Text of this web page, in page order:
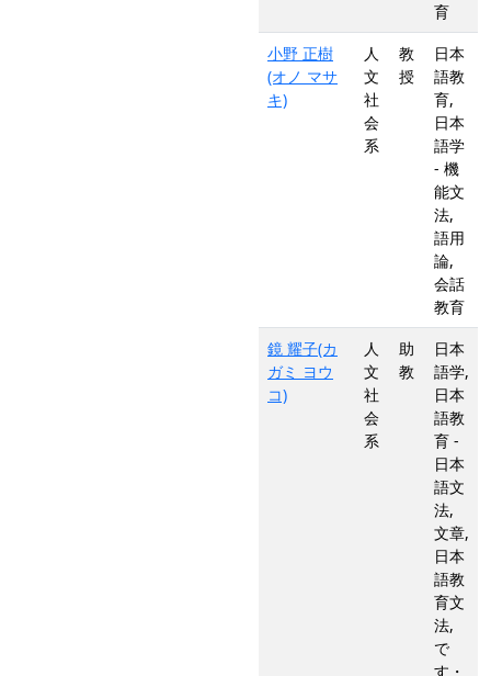
育
小野 正樹
(オノ マサ
キ)
人
文
社
会
系
教
授
日本
語教
育,
日本
語学
- 機
能文
法,
語用
論,
会話
教育
鏡 耀子(カ
ガミ ヨウ
コ)
人
文
社
会
系
助
教
日本
語学,
日本
語教
育 -
日本
語文
法,
文章,
日本
語教
育文
法,
で
す・